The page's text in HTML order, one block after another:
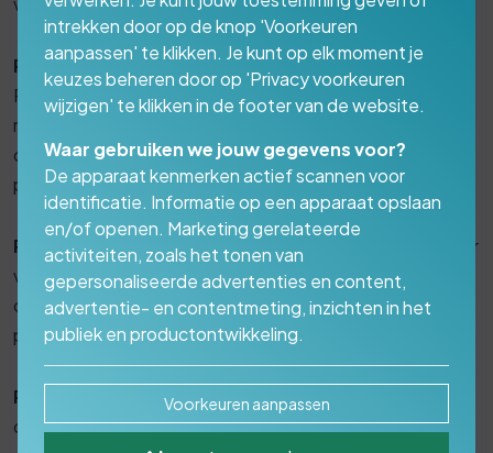
Product: dit is wat jouw bedrijf verkoopt.
Productmarketeers of managers doen dit werk meestal,
maar het omvat onderzoek (vanaf fase twee),
ontwikkeling en het maken van een tijdlijn voor
productlancering.
Prijs
: de prijs waar je jouw product aan consumenten voor
verkoopt. De prijsstelling moet ook worden gebaseerd
op marktonderzoek en verwijzing naar verschillende
prijsstrategieën.
Plaats
: waar je product of dienst wordt verkocht, zoals
online of in de winkel.
intrekken door op de knop 'Voorkeuren
aanpassen' te klikken. Je kunt op elk moment je
keuzes beheren door op 'Privacy voorkeuren
wijzigen' te klikken in de footer van de website.
Waar gebruiken we jouw gegevens voor?
De apparaat kenmerken actief scannen voor
identificatie. Informatie op een apparaat opslaan
en/of openen. Marketing gerelateerde
activiteiten, zoals het tonen van
gepersonaliseerde advertenties en content,
advertentie- en contentmeting, inzichten in het
publiek en productontwikkeling.
Voorkeuren aanpassen